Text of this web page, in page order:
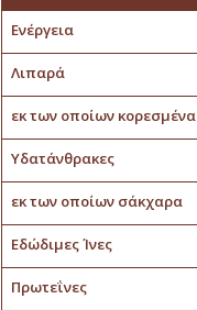
Ενέργεια
Λιπαρά
εκ των οποίων κορεσμένα
Υδατάνθρακες
εκ των οποίων σάκχαρα
Εδώδιμες Ίνες
Πρωτεΐνες